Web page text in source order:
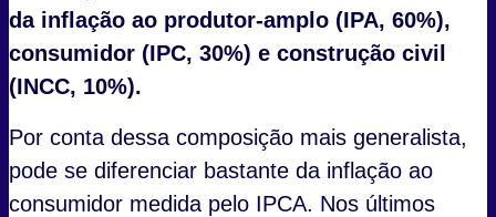
da inflação ao produtor-amplo (IPA, 60%),
consumidor (IPC, 30%) e construção civil
(INCC, 10%).
Por conta dessa composição mais generalista,
pode se diferenciar bastante da inflação ao
consumidor medida pelo IPCA. Nos últimos